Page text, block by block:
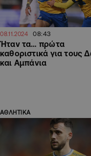
08.11.2024 08:43
Ήταν τα… πρώτα
καθοριστικά για τους
και Αμπάνια
ΑΘΛΗΤΙΚΑ